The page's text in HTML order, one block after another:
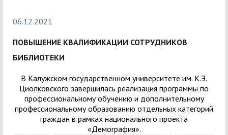
06.12.2021
ПОВЫШЕНИЕ КВАЛИФИКАЦИИ СОТРУДНИКОВ
БИБЛИОТЕКИ
В Калужском государственном университете им. К.Э.
Циолковского завершилась реализация программы по
профессиональному обучению и дополнительному
профессиональному образованию отдельных категорий
граждан в рамках национального проекта
«Демография».